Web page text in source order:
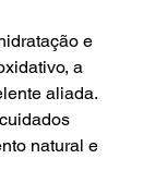
e
a
aliada.
natural e